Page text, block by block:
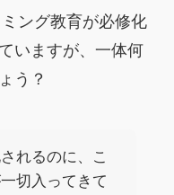
ング教育が必修化
いますが、一体何
う？
れるのに、こ
切入ってきて